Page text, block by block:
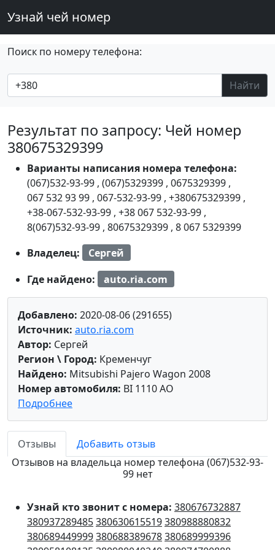
Узнай чей номер
Поиск по номеру телефона:
Найти
Результат по запросу: Чей номер
380675329399
Варианты написания номера телефона:
(067)532-93-99 , (067)5329399 , 0675329399 ,
067 532 93 99 , 067-532-93-99 , +380675329399 ,
+38-067-532-93-99 , +38 067 532-93-99 ,
8(067)532-93-99 , 80675329399 , 8 067 5329399
Владелец:
Сергей
Где найдено:
auto.ria.com
Добавлено: 2020-08-06 (291655)
Источник: auto.ria.com
Автор: Сергей
Регион \ Город: Кременчуг
Найдено: Mitsubishi Pajero Wagon 2008
Номер автомобиля: BI 1110 AO
Подробнее
Отзывы
Добавить отзыв
Отзывов на владельца номер телефона (067)532-93-
99 нет
Узнай кто звонит с номера: 380676732887
380937289485380630615519380988880832
380689449999380688389678380689999396